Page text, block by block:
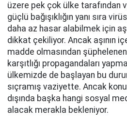
üzere pek çok ülke tarafından
güçlü bağışıklığın yanı sıra
daha az hasar alabilmek için
dikkat çekiliyor. Ancak aşının
madde olmasından
karşıtlığı propagandaları
ülkemizde de başlayan bu
sıçramış vaziyette. Ancak
dışında başka hangi sosyal
alacak merakla bekleniyor.